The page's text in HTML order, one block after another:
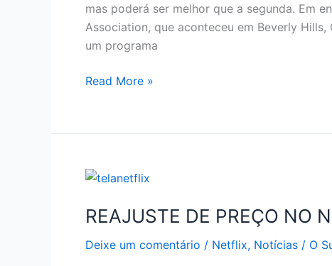
mas poderá ser melhor que a segunda. Em
Association, que aconteceu em Beverly
um programa
SE
PRÓXIMA
DE
THINGS
Read More »
REAJUSTE DE PREÇO NO
Deixe um comentário / Netflix, Notícias / O